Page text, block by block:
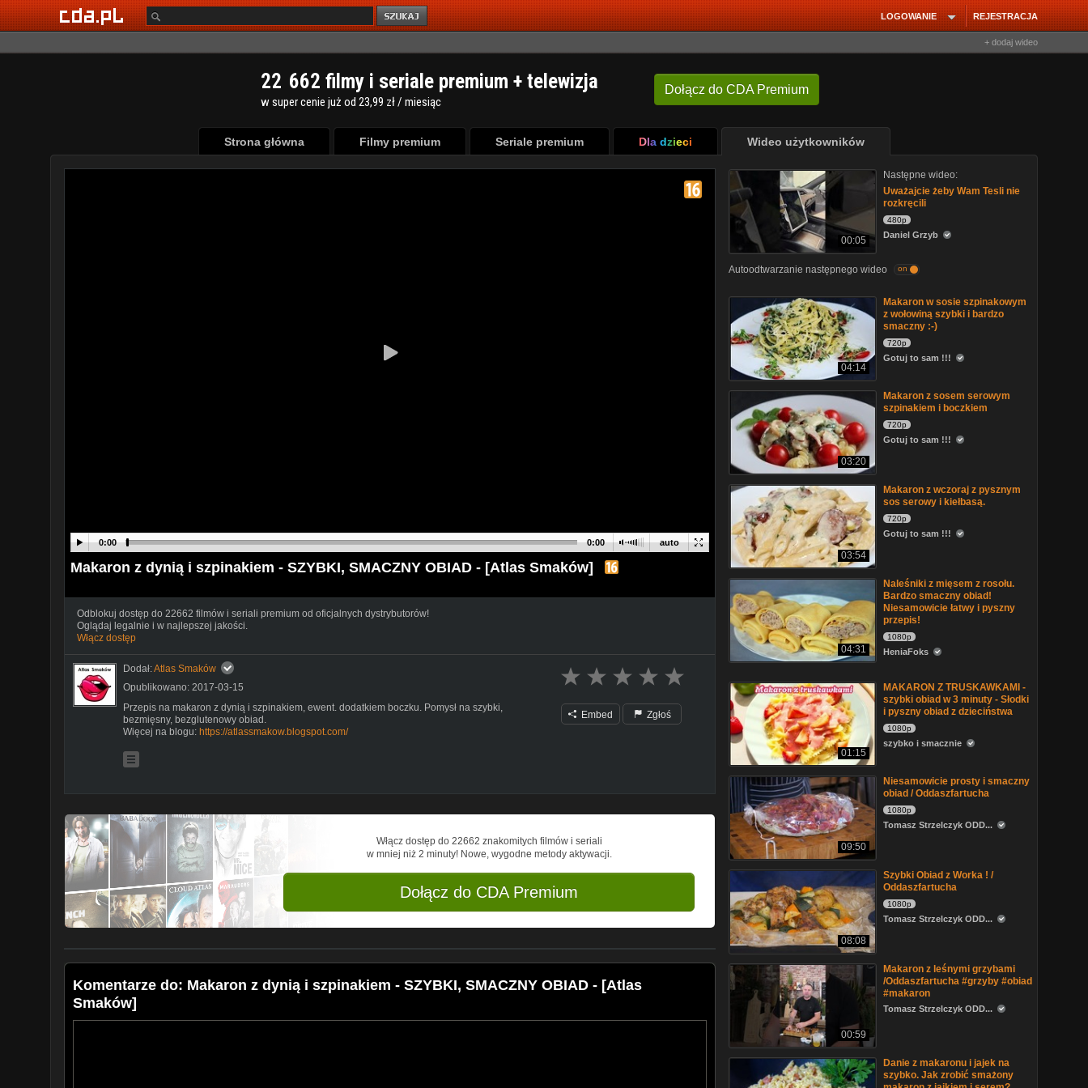
REJESTRACJA
LOGOWANIE
+ dodaj wideo
Dołącz do CDA Premium
22 662 filmy i seriale premium + telewizja
w super cenie już od 23,99 zł / miesiąc
Strona główna Filmy premium Seriale premium Dla dzieci Wideo użytkowników
auto
0:00 0:00
Makaron z dynią i szpinakiem - SZYBKI, SMACZNY OBIAD - [Atlas Smaków]
Odblokuj dostęp do 22662 filmów i seriali premium od oficjalnych dystrybutorów!
Oglądaj legalnie i w najlepszej jakości.
Włącz dostęp
Dodał:Atlas Smaków
Opublikowano: 2017-03-15
Przepis na makaron z dynią i szpinakiem, ewent. dodatkiem boczku. Pomysł na szybki,
bezmięsny, bezglutenowy obiad.
Więcej na blogu: https://atlassmakow.blogspot.com/
Embed Zgłoś
Włącz dostęp do 22662 znakomitych filmów i seriali
w mniej niż 2 minuty! Nowe, wygodne metody aktywacji.
Dołącz do CDA Premium
Komentarze do: Makaron z dynią i szpinakiem - SZYBKI, SMACZNY OBIAD - [Atlas
Smaków]
00:05
Następne wideo:
Uważajcie żeby Wam Tesli nie
rozkręcili
480p
Daniel Grzyb
Autoodtwarzanie następnego wideo on
04:14
Makaron w sosie szpinakowym
z wołowiną szybki i bardzo
smaczny :-)
720p
Gotuj to sam !!!
03:20
Makaron z sosem serowym
szpinakiem i boczkiem
720p
Gotuj to sam !!!
03:54
Makaron z wczoraj z pysznym
sos serowy i kiełbasą.
720p
Gotuj to sam !!!
04:31
Naleśniki z mięsem z rosołu.
Bardzo smaczny obiad!
Niesamowicie łatwy i pyszny
przepis!
1080p
HeniaFoks
01:15
MAKARON Z TRUSKAWKAMI -
szybki obiad w 3 minuty - Słodki
i pyszny obiad z dzieciństwa
1080p
szybko i smacznie
09:50
Niesamowicie prosty i smaczny
obiad / Oddaszfartucha
1080p
Tomasz Strzelczyk ODD...
08:08
Szybki Obiad z Worka ! /
Oddaszfartucha
1080p
Tomasz Strzelczyk ODD...
00:59
Makaron z leśnymi grzybami
/Oddaszfartucha #grzyby #obiad
#makaron
Tomasz Strzelczyk ODD...
Danie z makaronu i jajek na
szybko. Jak zrobić smażony